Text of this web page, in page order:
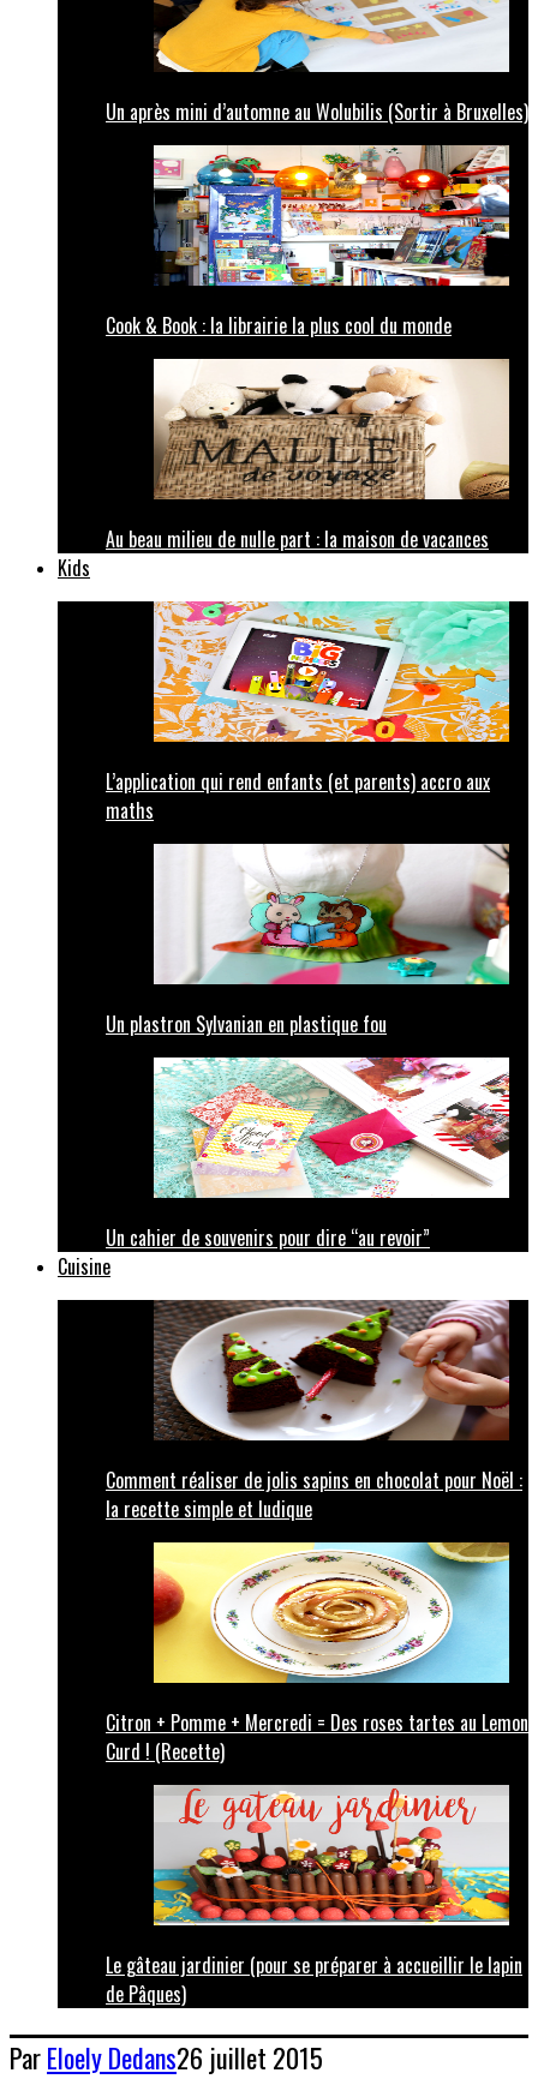
Un après mini d’automne au Wolubilis (Sortir à Bruxelles)
Cook & Book : la librairie la plus cool du monde
Au beau milieu de nulle part : la maison de vacances
Kids
L’application qui rend enfants (et parents) accro aux
maths
Un plastron Sylvanian en plastique fou
Un cahier de souvenirs pour dire “au revoir”
Cuisine
Comment réaliser de jolis sapins en chocolat pour Noël :
la recette simple et ludique
Citron + Pomme + Mercredi = Des roses tartes au Lemon
Curd ! (Recette)
Le gâteau jardinier (pour se préparer à accueillir le lapin
de Pâques)
ParEloelyDedans26 juillet 2015